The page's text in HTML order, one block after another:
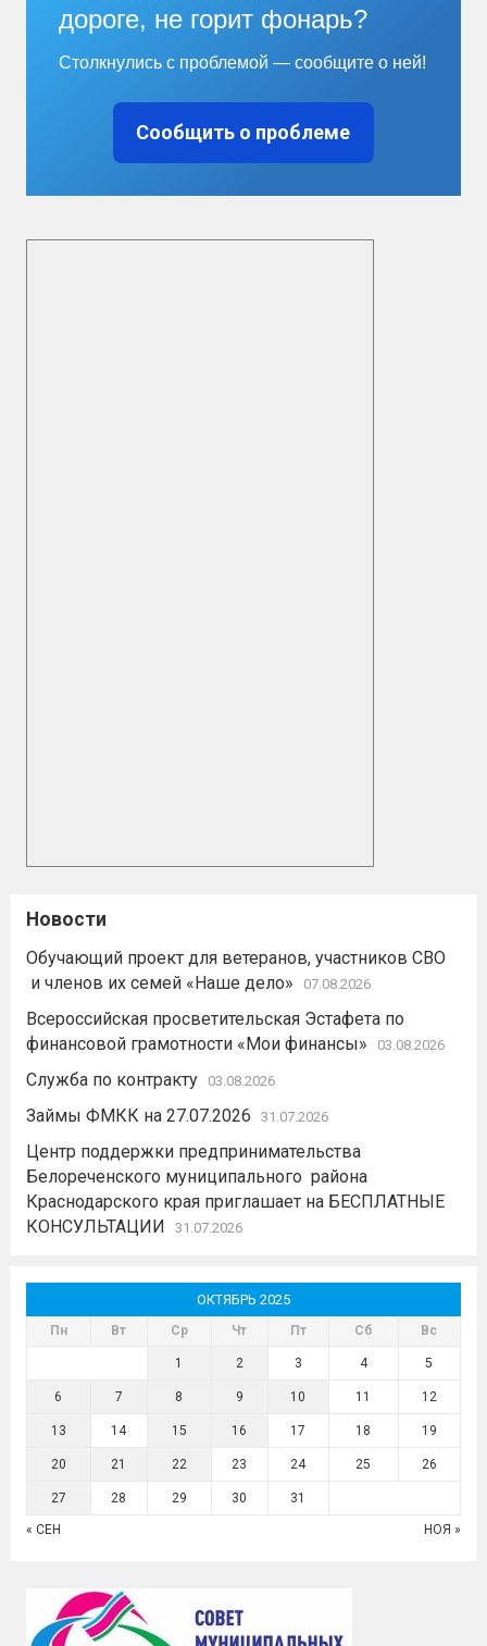
дороге, не горит фонарь?
Столкнулись с проблемой — сообщите о ней!
Сообщить о проблеме
Новости
Обучающий проект для ветеранов, участников СВО
и членов их семей «Наше дело»
07.08.2026
Всероссийская просветительская Эстафета по
финансовой грамотности «Мои финансы»
03.08.2026
Служба по контракту 03.08.2026
Займы ФМКК на 27.07.2026 31.07.2026
Центр поддержки предпринимательства
Белореченского муниципального района
Краснодарского края приглашает на БЕСПЛАТНЫЕ
КОНСУЛЬТАЦИИ
31.07.2026
ОКТЯБРЬ 2025
Пн Вт Ср Чт Пт Сб Вс
1 2 3 4 5
6 7 8 9 10 11 12
13 14 15 16 17 18 19
20 21 22 23 24 25 26
27 28 29 30 31
« СЕН НОЯ »